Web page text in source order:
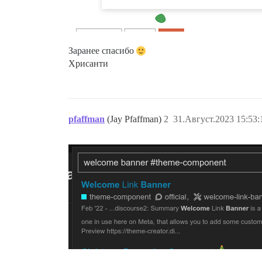
Заранее спасибо
Хрисанти
pfaffman (Jay Pfaffman) 31.Август.2023
2